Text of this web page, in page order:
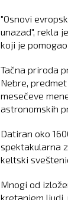
"Osnovi
unazad", rekla
koji je
Tačna priroda
Nebre,
mesečeve
astronomskih
Datiran oko
spektakularna
keltski
Mnogi od
kretanjem ljudi,